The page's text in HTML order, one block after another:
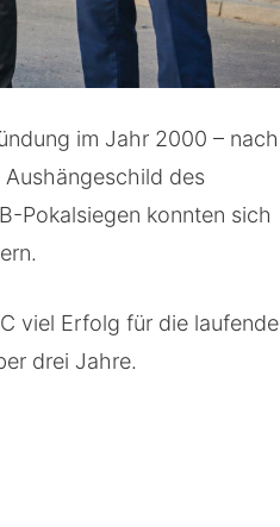
im Jahr 2000 – nach
Aushängeschild des
Pokalsiegen konnten sich
viel Erfolg für die laufende
drei Jahre.